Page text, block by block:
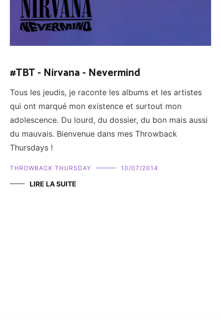
#TBT - Nirvana - Nevermind
Tous les jeudis, je raconte les albums et les artistes
qui ont marqué mon existence et surtout mon
adolescence. Du lourd, du dossier, du bon mais aussi
du mauvais. Bienvenue dans mes Throwback
Thursdays !
THROWBACK THURSDAY 10/07/2014
LIRE LA SUITE